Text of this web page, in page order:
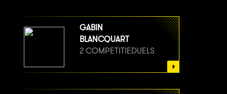
GABIN
BLANCQUART
2 COMPETITIEDUELS